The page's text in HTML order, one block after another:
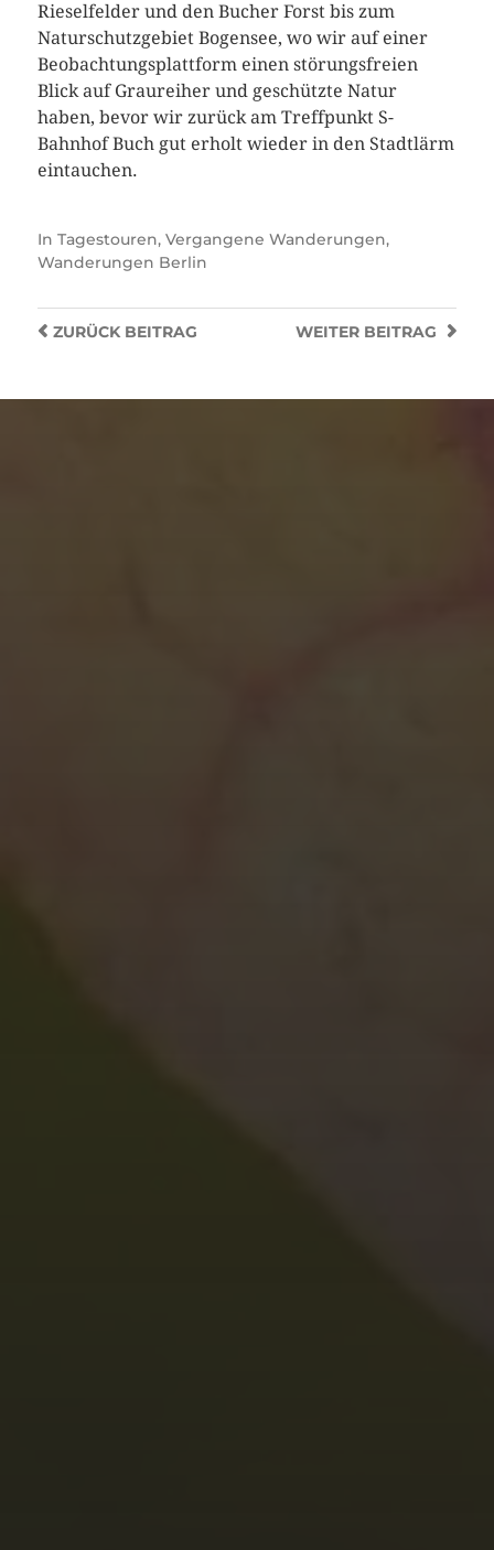
Rieselfelder und den Bucher Forst bis zum
Naturschutzgebiet Bogensee, wo wir auf einer
Beobachtungsplattform einen störungsfreien
Blick auf Graureiher und geschützte Natur
haben, bevor wir zurück am Treffpunkt S-
Bahnhof Buch gut erholt wieder in den Stadtlärm
eintauchen.
In Tagestouren, Vergangene Wanderungen,
Wanderungen Berlin
WEITER BEITRAG
ZURÜCKBEITRAG